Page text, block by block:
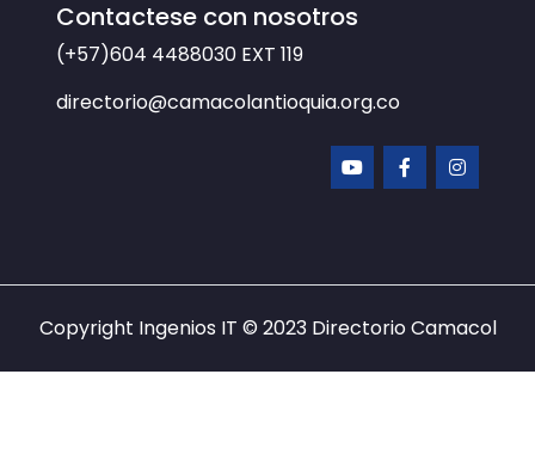
Contactese con nosotros
(+57)604 4488030 EXT 119
directorio@camacolantioquia.org.co
Copyright Ingenios IT © 2023 Directorio Camacol